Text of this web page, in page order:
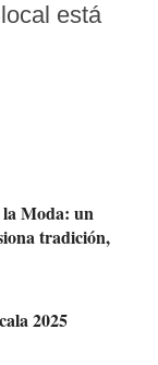
está
Moda: un
tradición,
2025